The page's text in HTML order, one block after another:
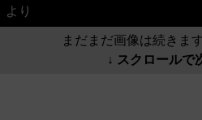
より
まだまだ画像は続きま
↓ スクロールで